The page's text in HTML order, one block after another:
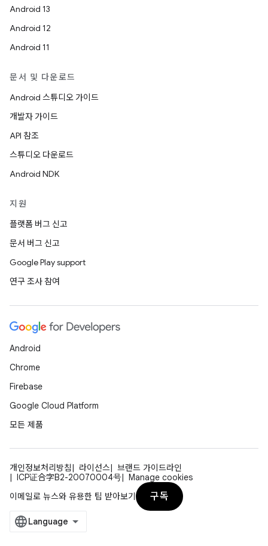
Android 13
Android 12
Android 11
문서 및 다운로드
Android 스튜디오 가이드
개발자 가이드
API 참조
스튜디오 다운로드
Android NDK
지원
플랫폼 버그 신고
문서 버그 신고
Google Play support
연구 조사 참여
Android
Chrome
Firebase
Google Cloud Platform
모든 제품
개인정보처리방침 라이선스
브랜드 가이드라인
ICP证合字B2-20070004号
Manage cookies
이메일로 뉴스와 유용한 팁 받아보기
구독